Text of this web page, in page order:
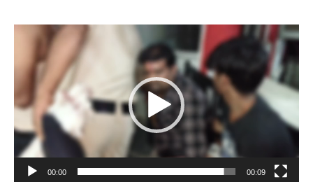
d
o
P
a
00:00 00:09